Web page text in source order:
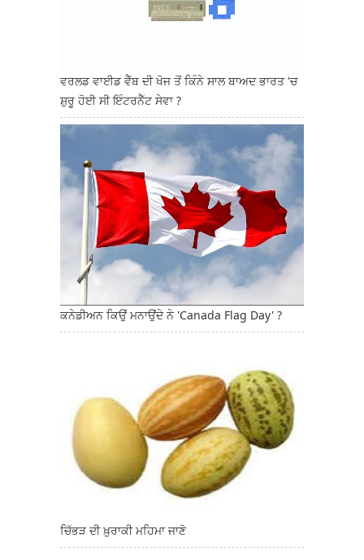
ਵਰਲਡ ਵਾਈਡ ਵੈੱਬ ਦੀ ਖੋਜ ਤੋਂ ਕਿੰਨੇ ਸਾਲ ਬਾਅਦ ਭਾਰਤ 'ਚ
ਸ਼ੁਰੂ ਹੋਈ ਸੀ ਇੰਟਰਨੈੱਟ ਸੇਵਾ ?
ਕਨੇਡੀਅਨ ਕਿਉਂ ਮਨਾਉਂਦੇ ਨੇ 'Canada Flag Day' ?
ਚਿੱਭੜ ਦੀ ਖ਼ੁਰਾਕੀ ਮਹਿਮਾ ਜਾਣੋ